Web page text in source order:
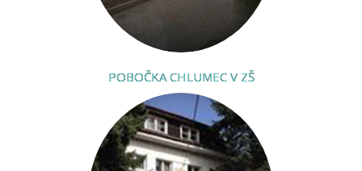
POBOČKA CHLUMEC V ZŠ